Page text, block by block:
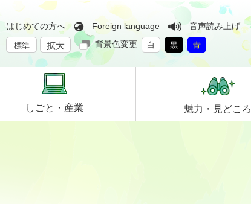
はじめての方へ Foreign language 音声読み上げ
標準 拡大 背景色変更 白 黒 青
しごと・ 産業 魅力・ 見どころ